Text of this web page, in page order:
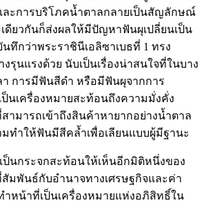
ดียวกันก็ส่งผลให้มีปัญหาฟันผุเปลี่ยนเป็น
ทึกว่าพระราชินีเอลิซาเบธที่ 1 ทรง
นแรงด้วย นับเป็นเรื่องน่าสนใจที่ในบาง
า การมีฟันสีดำ หรือมีฟันผุจากการ
นเครื่องหมายสะท้อนถึงความมั่งคั่ง
ามารถเข้าถึงสินค้าหายากอย่างน้ำตาล
ทำให้ฟันมีสีคล้ำเพื่อเลียนแบบผู้มีฐานะ
ะจกสะท้อนให้เห็นอีกมิติหนึ่งของ
สัมพันธ์กับอำนาจทางเศรษฐกิจและค่า
หน้าที่เป็นเครื่องหมายแห่งอภิสิทธิ์ใน
องค่านิยมเกิดขึ้นพร้อมกับความก้าวหน้า